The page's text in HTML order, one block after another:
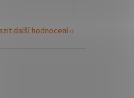
další hodnocení